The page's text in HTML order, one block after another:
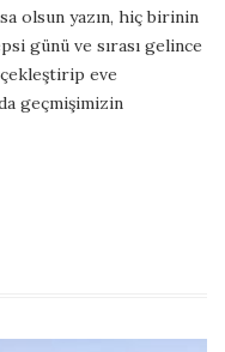
olsun yazın, hiç birinin
günü ve sırası gelince
eve
geçmişimizin